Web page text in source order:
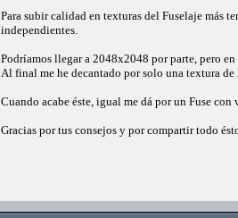
Para subir calidad en texturas del Fuselaje más
independientes.
Podríamos llegar a 2048x2048 por parte, pero
Al final me he decantado por solo una textura
Cuando acabe éste, igual me dá por un Fuse
Gracias por tus consejos y por compartir todo